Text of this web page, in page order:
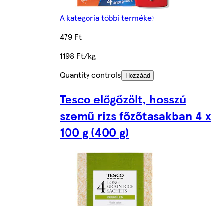
A kategória többi terméke
479 Ft
1198 Ft/kg
Quantity controls
Hozzáad
Tesco előgőzölt, hosszú
szemű rizs főzőtasakban 4 x
100 g (400 g)